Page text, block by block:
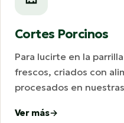
Cortes Porcinos
Para lucirte en la
frescos, criados con
procesados en
Ver más